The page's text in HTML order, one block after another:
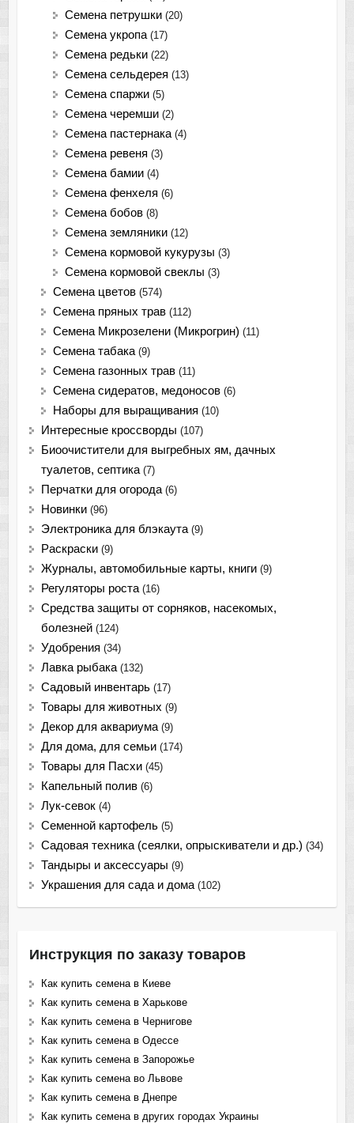
Семена петрушки (20)
Семена укропа (17)
Семена редьки (22)
Семена сельдерея (13)
Семена спаржи (5)
Семена черемши (2)
Семена пастернака (4)
Семена ревеня (3)
Семена бамии (4)
Семена фенхеля (6)
Семена бобов (8)
Семена земляники (12)
Семена кормовой кукурузы (3)
Семена кормовой свеклы (3)
Семена цветов (574)
Семена пряных трав (112)
Семена Микрозелени (Микрогрин) (11)
Семена табака (9)
Семена газонных трав (11)
Семена сидератов, медоносов (6)
Наборы для выращивания (10)
Интересные кроссворды (107)
Биоочистители для выгребных ям, дачных
туалетов, септика (7)
Перчатки для огорода (6)
Новинки (96)
Электроника для блэкаута (9)
Раскраски (9)
Журналы, автомобильные карты, книги (9)
Регуляторы роста (16)
Средства защиты от сорняков, насекомых,
болезней (124)
Удобрения (34)
Лавка рыбака (132)
Садовый инвентарь (17)
Товары для животных (9)
Декор для аквариума (9)
Для дома, для семьи (174)
Товары для Пасхи (45)
Капельный полив (6)
Лук-севок (4)
Семенной картофель (5)
Садовая техника (сеялки, опрыскиватели и др.) (34)
Тандыры и аксессуары (9)
Украшения для сада и дома (102)
Инструкция по заказу товаров
Как купить семена в Киеве
Как купить семена в Харькове
Как купить семена в Чернигове
Как купить семена в Одессе
Как купить семена в Запорожье
Как купить семена во Львове
Как купить семена в Днепре
Как купить семена в других городах Украины